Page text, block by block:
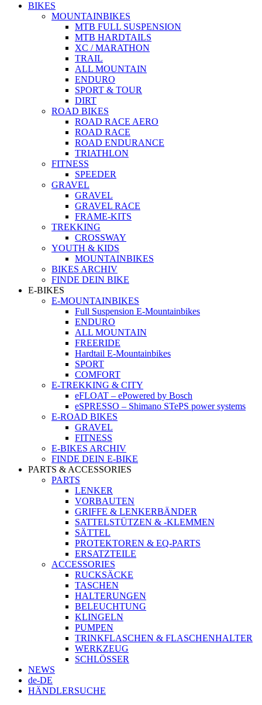
BIKES
MOUNTAINBIKES
MTB FULL SUSPENSION
MTB HARDTAILS
XC / MARATHON
TRAIL
ALL MOUNTAIN
ENDURO
SPORT & TOUR
DIRT
ROAD BIKES
ROAD RACE AERO
ROAD RACE
ROAD ENDURANCE
TRIATHLON
FITNESS
SPEEDER
GRAVEL
GRAVEL
GRAVEL RACE
FRAME-KITS
TREKKING
CROSSWAY
YOUTH & KIDS
MOUNTAINBIKES
BIKES ARCHIV
FINDE DEIN BIKE
E-BIKES
E-MOUNTAINBIKES
Full Suspension E-Mountainbikes
ENDURO
ALL MOUNTAIN
FREERIDE
Hardtail E-Mountainbikes
SPORT
COMFORT
E-TREKKING & CITY
eFLOAT – ePowered by Bosch
eSPRESSO – Shimano STePS power systems
E-ROAD BIKES
GRAVEL
FITNESS
E-BIKES ARCHIV
FINDE DEIN E-BIKE
PARTS & ACCESSORIES
PARTS
LENKER
VORBAUTEN
GRIFFE & LENKERBÄNDER
SATTELSTÜTZEN & -KLEMMEN
SÄTTEL
PROTEKTOREN & EQ-PARTS
ERSATZTEILE
ACCESSORIES
RUCKSÄCKE
TASCHEN
HALTERUNGEN
BELEUCHTUNG
KLINGELN
PUMPEN
TRINKFLASCHEN & FLASCHENHALTER
WERKZEUG
SCHLÖSSER
NEWS
de-DE
HÄNDLERSUCHE